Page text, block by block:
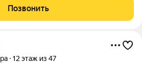
17,5 кв м. со встроенной мебелью и
островом.
Позвонить
12 этаж из 47